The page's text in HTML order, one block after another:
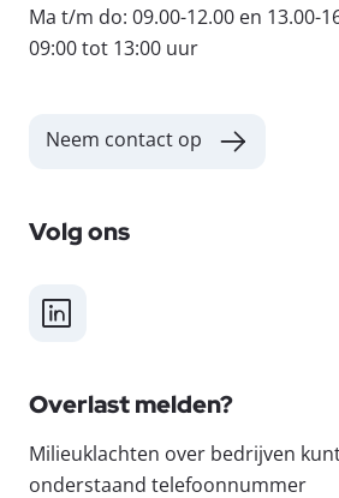
Ma t/m do: 09.00-12.00 en 13.00-
09:00 tot 13:00 uur
Neem contact op
Volg ons
LinkedIn
Overlast melden?
Milieuklachten over bedrijven
onderstaand telefoonnummer